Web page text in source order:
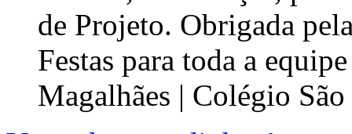
de Projeto. Obrigada
Festas para toda a
Magalhães | Colégio